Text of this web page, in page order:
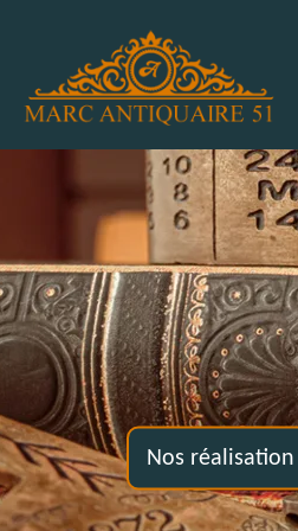
Nos réalisation